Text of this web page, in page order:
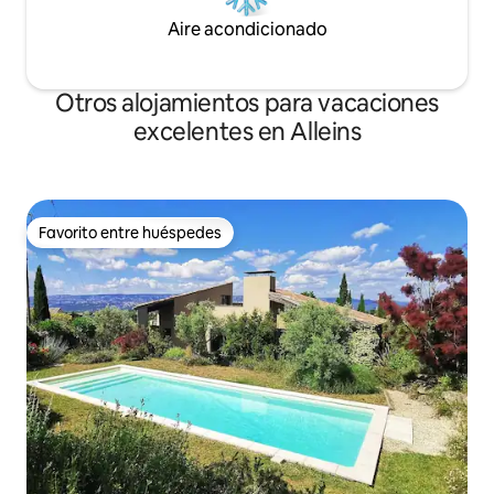
Aire acondicionado
Otros alojamientos para vacaciones
excelentes en Alleins
Favorito entre huéspedes
Favorito entre huéspedes